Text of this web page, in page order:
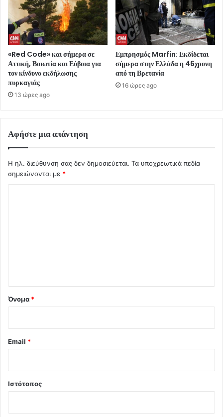
«Red Code» και σήμερα σε
Αττική, Βοιωτία και Εύβοια για
τον κίνδυνο εκδήλωσης
πυρκαγιάς
13 ώρες ago
Εμπρησμός Marfin: Εκδίδεται
σήμερα στην Ελλάδα η 46χρονη
από τη Βρετανία
16 ώρες ago
Αφήστε μια απάντηση
Η ηλ. διεύθυνση σας δεν δημοσιεύεται. Τα υποχρεωτικά πεδία
σημειώνονται με *
Όνομα *
Email *
Ιστότοπος